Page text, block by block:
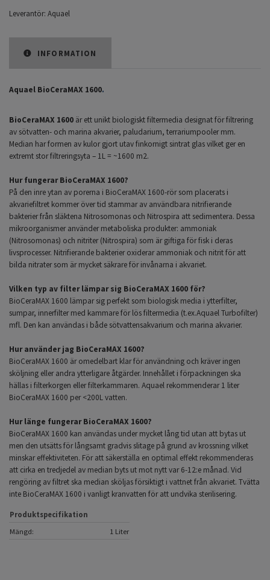
Leverantör: Aquael
INFORMATION
Aquael BioCeraMAX 1600.
BioCeraMAX 1600 är ett unikt biologiskt filtermedia designat för filtrering
av sötvatten- och marina akvarier, paludarium, terrariumpooler mm.
Median har formen av kulor gjort utav finkornigt sintrat glas vilket ger en
extremt stor filtreringsyta – 1L = ~1600 m2.
Hur fungerar BioCeraMAX 1600?
På den inre ytan av porerna i BioCeraMAX 1600-rör som placerats i
akvariefiltret kommer över tid stammar av användbara nitrifierande
bakterier från släktena Nitrosomonas och Nitrospira att sedimentera. Dessa
mikroorganismer använder metaboliska produkter: ammoniak
(Nitrosomonas) och nitriter (Nitrospira) som är giftiga för fisk i deras
livsprocesser. Nitrifierande bakterier oxiderar ammoniak och nitrit för att
bilda nitrater som är mycket säkrare för invånarna i akvariet.
Vilken typ av filter lämpar sig BioCeraMAX 1600 för?
BioCeraMAX 1600 lämpar sig perfekt som biologisk media i ytterfilter,
sumpar, innerfilter med kammare för lös filtermedia (t.ex.Aquael Turbofilter)
mfl. Den kan användas i både sötvattensakvarium och marina akvarier.
Hur använder jag BioCeraMAX 1600?
BioCeraMAX 1600 är omedelbart klar för användning och kräver ingen
sköljning eller andra ytterligare åtgärder. Innehållet i förpackningen ska
hällas i filterkorgen eller filterkammaren. Aquael rekommenderar 1 liter
BioCeraMAX 1600 per <200L vatten.
Hur länge fungerar BioCeraMAX 1600?
BioCeraMAX 1600 kan användas under mycket lång tid utan att bytas ut
men den utsätts för långsamt gradvis slitage på grund av krossning vilket
minskar effektiviteten. För att säkerställa en optimal effekt rekommenderas
att cirka en tredjedel av median byts ut mot nytt var 6-12:e månad. Vid
rengöring av filtret ska median sköljas försiktigt i vattnet från akvariet. Tvätta
inte BioCeraMAX 1600 i vanligt kranvatten för att undvika sterilisering.
Produktspecifikation
Mängd:
1 Liter